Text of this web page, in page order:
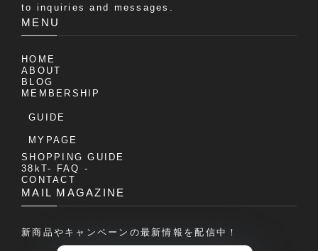
to inquiries and messages.
MENU
HOME
ABOUT
BLOG
MEMBERSHIP
GUIDE
MYPAGE
SHOPPING GUIDE
38kT- FAQ -
CONTACT
MAIL MAGAZINE
新商品やキャンペーンの最新情報を配信中！